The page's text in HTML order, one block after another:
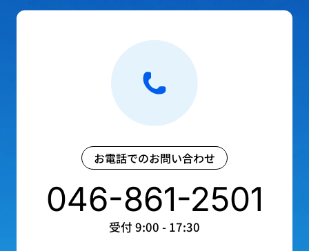
お電話でのお問い合わせ
046-861-2501
受付 9:00 - 17:30